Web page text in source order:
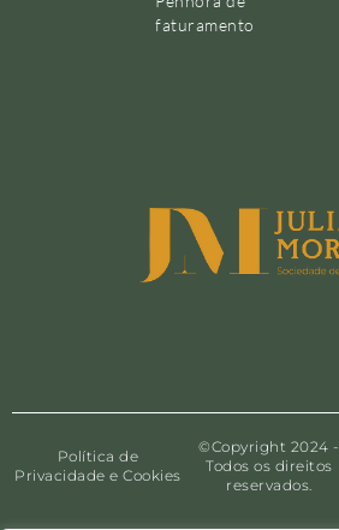
faturamento
Política de
Privacidade e Cookies
©Copyright 2024 -
Todos os direitos
reservados.